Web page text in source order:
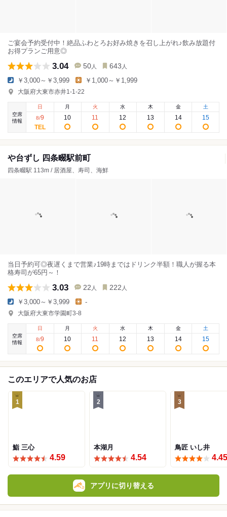
ご宴会予約受付中！絶品ふわとろお好み焼きを召し上がれ♪飲み放題付
お得プランご用意◎
3.04 50 人 643 人
￥3,000～￥3,999 ￥1,000～￥1,999
大阪府大東市赤井1-1-22
空席
情報
日
8/9
月
10
火
11
水
12
木
13
金
14
土
15
や台ずし 四条畷駅前町
四条畷駅 113m / 居酒屋、寿司、海鮮
当日予約可◎夜遅くまで営業♪19時まではドリンク半額！職人が握る本
格寿司が65円～！
3.03 22 人 222 人
￥3,000～￥3,999 -
大阪府大東市学園町3-8
空席
情報
日
8/9
月
10
火
11
水
12
木
13
金
14
土
15
このエリアで人気のお店
1
鮨 三心
4.59
2
本湖月
4.54
3
鳥匠 いし井
4.45
アプリに切り替える